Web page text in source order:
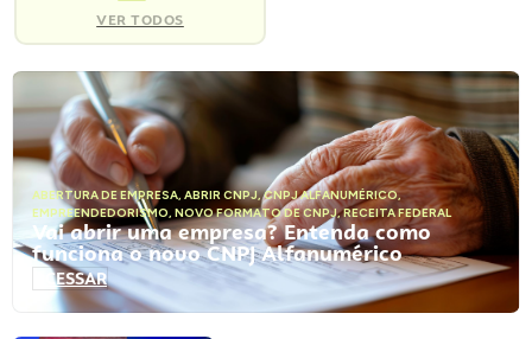
VER TODOS
ABERTURA DE EMPRESA, ABRIR CNPJ,CNPJ ALFANUMÉRICO,
EMPREENDEDORISMO, NOVO FORMATO DE CNPJ,RECEITA FEDERAL
Vai abrir uma empresa? Entenda como
funciona o novo CNPJ Alfanumérico
ACESSAR